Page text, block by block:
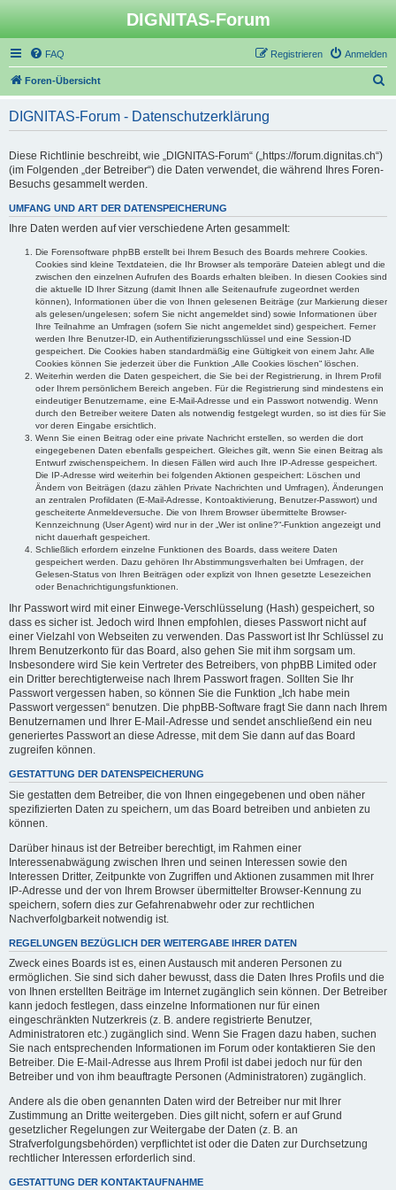
DIGNITAS-Forum
FAQ Anmelden
Registrieren
Foren-Übersicht
DIGNITAS-Forum - Datenschutzerklärung
Diese Richtlinie beschreibt, wie „DIGNITAS-Forum“ („https://forum.dignitas.ch“)
(im Folgenden „der Betreiber“) die Daten verwendet, die während Ihres Foren-
Besuchs gesammelt werden.
UMFANG UND ART DER DATENSPEICHERUNG
Ihre Daten werden auf vier verschiedene Arten gesammelt:
Die Forensoftware phpBB erstellt bei Ihrem Besuch des Boards mehrere Cookies.
Cookies sind kleine Textdateien, die Ihr Browser als temporäre Dateien ablegt und die
zwischen den einzelnen Aufrufen des Boards erhalten bleiben. In diesen Cookies sind
die aktuelle ID Ihrer Sitzung (damit Ihnen alle Seitenaufrufe zugeordnet werden
können), Informationen über die von Ihnen gelesenen Beiträge (zur Markierung dieser
als gelesen/ungelesen; sofern Sie nicht angemeldet sind) sowie Informationen über
Ihre Teilnahme an Umfragen (sofern Sie nicht angemeldet sind) gespeichert. Ferner
werden Ihre Benutzer-ID, ein Authentifizierungsschlüssel und eine Session-ID
gespeichert. Die Cookies haben standardmäßig eine Gültigkeit von einem Jahr. Alle
Cookies können Sie jederzeit über die Funktion „Alle Cookies löschen“ löschen.
Weiterhin werden die Daten gespeichert, die Sie bei der Registrierung, in Ihrem Profil
oder Ihrem persönlichem Bereich angeben. Für die Registrierung sind mindestens ein
eindeutiger Benutzername, eine E-Mail-Adresse und ein Passwort notwendig. Wenn
durch den Betreiber weitere Daten als notwendig festgelegt wurden, so ist dies für Sie
vor deren Eingabe ersichtlich.
Wenn Sie einen Beitrag oder eine private Nachricht erstellen, so werden die dort
eingegebenen Daten ebenfalls gespeichert. Gleiches gilt, wenn Sie einen Beitrag als
Entwurf zwischenspeichern. In diesen Fällen wird auch Ihre IP-Adresse gespeichert.
Die IP-Adresse wird weiterhin bei folgenden Aktionen gespeichert: Löschen und
Ändern von Beiträgen (dazu zählen Private Nachrichten und Umfragen), Änderungen
an zentralen Profildaten (E-Mail-Adresse, Kontoaktivierung, Benutzer-Passwort) und
gescheiterte Anmeldeversuche. Die von Ihrem Browser übermittelte Browser-
Kennzeichnung (User Agent) wird nur in der „Wer ist online?“-Funktion angezeigt und
nicht dauerhaft gespeichert.
Schließlich erfordern einzelne Funktionen des Boards, dass weitere Daten
gespeichert werden. Dazu gehören Ihr Abstimmungsverhalten bei Umfragen, der
Gelesen-Status von Ihren Beiträgen oder explizit von Ihnen gesetzte Lesezeichen
oder Benachrichtigungsfunktionen.
Ihr Passwort wird mit einer Einwege-Verschlüsselung (Hash) gespeichert, so
dass es sicher ist. Jedoch wird Ihnen empfohlen, dieses Passwort nicht auf
einer Vielzahl von Webseiten zu verwenden. Das Passwort ist Ihr Schlüssel zu
Ihrem Benutzerkonto für das Board, also gehen Sie mit ihm sorgsam um.
Insbesondere wird Sie kein Vertreter des Betreibers, von phpBB Limited oder
ein Dritter berechtigterweise nach Ihrem Passwort fragen. Sollten Sie Ihr
Passwort vergessen haben, so können Sie die Funktion „Ich habe mein
Passwort vergessen“ benutzen. Die phpBB-Software fragt Sie dann nach Ihrem
Benutzernamen und Ihrer E-Mail-Adresse und sendet anschließend ein neu
generiertes Passwort an diese Adresse, mit dem Sie dann auf das Board
zugreifen können.
GESTATTUNG DER DATENSPEICHERUNG
Sie gestatten dem Betreiber, die von Ihnen eingegebenen und oben näher
spezifizierten Daten zu speichern, um das Board betreiben und anbieten zu
können.
Darüber hinaus ist der Betreiber berechtigt, im Rahmen einer
Interessenabwägung zwischen Ihren und seinen Interessen sowie den
Interessen Dritter, Zeitpunkte von Zugriffen und Aktionen zusammen mit Ihrer
IP-Adresse und der von Ihrem Browser übermittelter Browser-Kennung zu
speichern, sofern dies zur Gefahrenabwehr oder zur rechtlichen
Nachverfolgbarkeit notwendig ist.
REGELUNGEN BEZÜGLICH DER WEITERGABE IHRER DATEN
Zweck eines Boards ist es, einen Austausch mit anderen Personen zu
ermöglichen. Sie sind sich daher bewusst, dass die Daten Ihres Profils und die
von Ihnen erstellten Beiträge im Internet zugänglich sein können. Der Betreiber
kann jedoch festlegen, dass einzelne Informationen nur für einen
eingeschränkten Nutzerkreis (z. B. andere registrierte Benutzer,
Administratoren etc.) zugänglich sind. Wenn Sie Fragen dazu haben, suchen
Sie nach entsprechenden Informationen im Forum oder kontaktieren Sie den
Betreiber. Die E-Mail-Adresse aus Ihrem Profil ist dabei jedoch nur für den
Betreiber und von ihm beauftragte Personen (Administratoren) zugänglich.
Andere als die oben genannten Daten wird der Betreiber nur mit Ihrer
Zustimmung an Dritte weitergeben. Dies gilt nicht, sofern er auf Grund
gesetzlicher Regelungen zur Weitergabe der Daten (z. B. an
Strafverfolgungsbehörden) verpflichtet ist oder die Daten zur Durchsetzung
rechtlicher Interessen erforderlich sind.
GESTATTUNG DER KONTAKTAUFNAHME